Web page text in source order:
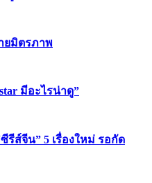
ยมิตรภาพ
มีอะไรน่าดู”
รีส์จีน” 5 เรื่องใหม่ รอกัด